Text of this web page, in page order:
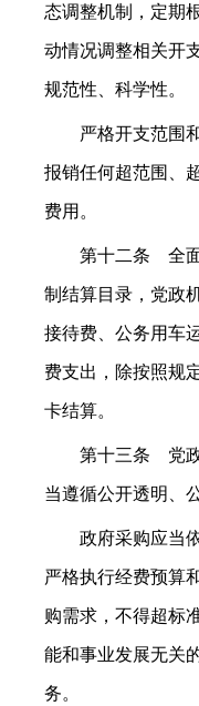
态调整机制，定期
动情况调整相关开
规范性、科学性。
严格开支范围和
报销任何超范围、
费用。
第十二条 全面
制结算目录，党政
接待费、公务用车
费支出，除按照规
卡结算。
第十三条 党政
当遵循公开透明、
政府采购应当依
严格执行经费预算
购需求，不得超标
能和事业发展无关
务。